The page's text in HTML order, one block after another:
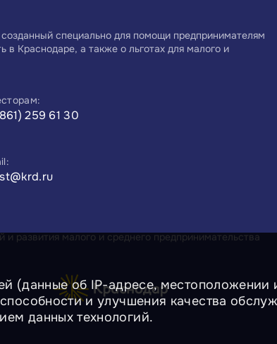
специально для помощи предпринимателям
в Краснодаре, а также о льготах для малого и
259 61 30
развития малого и среднего предпринимательства
(данные об IP-адресе, местоположении
и улучшения качества
данных технологий.